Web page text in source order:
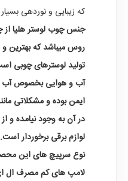
که زیبایی و نوردهی
جنس چوب لوستر هلیا
روس میباشد که بهترین
تولید لوسترهای چوبی
آب و هوایی بخصوص
ایمن بوده و مشکلاتی
لوازم برقی برخوردار است.
لامپ های کم مصرف ال